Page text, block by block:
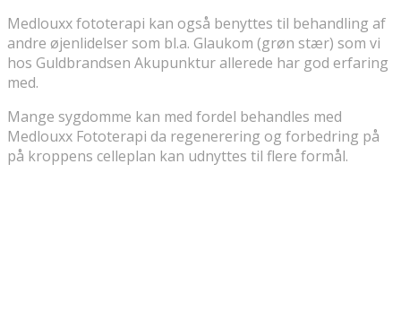
Medlouxx fototerapi kan også benyttes til behandling af
andre øjenlidelser som bl.a. Glaukom (grøn stær) som vi
hos Guldbrandsen Akupunktur allerede har god erfaring
med.
Mange sygdomme kan med fordel behandles med
Medlouxx Fototerapi da regenerering og forbedring på
på kroppens celleplan kan udnyttes til flere formål.